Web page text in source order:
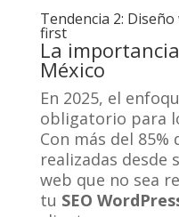
Tendencia 2:
first
La
México
En 2025, el
obligatorio para
Con más del 85%
realizadas desde
web que no sea
tu SEO